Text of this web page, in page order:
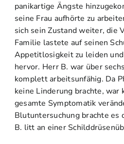
panikartige Ängste
seine Frau aufhörte zu
sich sein Zustand weiter, die
Familie lastete auf seinen
Appetitlosigkeit zu leiden
hervor. Herr B. war über
komplett arbeitsunfähig. Da
keine Linderung brachte, war
gesamte Symptomatik
Blutuntersuchung brachte es
B. litt an einer